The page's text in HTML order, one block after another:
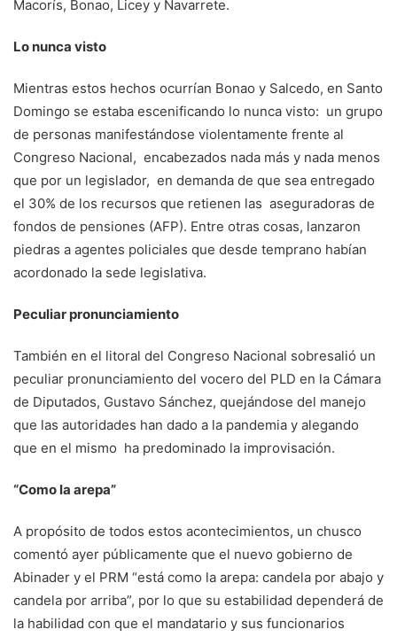
Macorís, Bonao, Licey y Navarrete.
Lo nunca visto
Mientras estos hechos ocurrían Bonao y Salcedo, en Santo
Domingo se estaba escenificando lo nunca visto: un grupo
de personas manifestándose violentamente frente al
Congreso Nacional, encabezados nada más y nada menos
que por un legislador, en demanda de que sea entregado
el 30% de los recursos que retienen las aseguradoras de
fondos de pensiones (AFP). Entre otras cosas, lanzaron
piedras a agentes policiales que desde temprano habían
acordonado la sede legislativa.
Peculiar pronunciamiento
También en el litoral del Congreso Nacional sobresalió un
peculiar pronunciamiento del vocero del PLD en la Cámara
de Diputados, Gustavo Sánchez, quejándose del manejo
que las autoridades han dado a la pandemia y alegando
que en el mismo ha predominado la improvisación.
“Como la arepa”
A propósito de todos estos acontecimientos, un chusco
comentó ayer públicamente que el nuevo gobierno de
Abinader y el PRM “está como la arepa: candela por abajo y
candela por arriba”, por lo que su estabilidad dependerá de
la habilidad con que el mandatario y sus funcionarios